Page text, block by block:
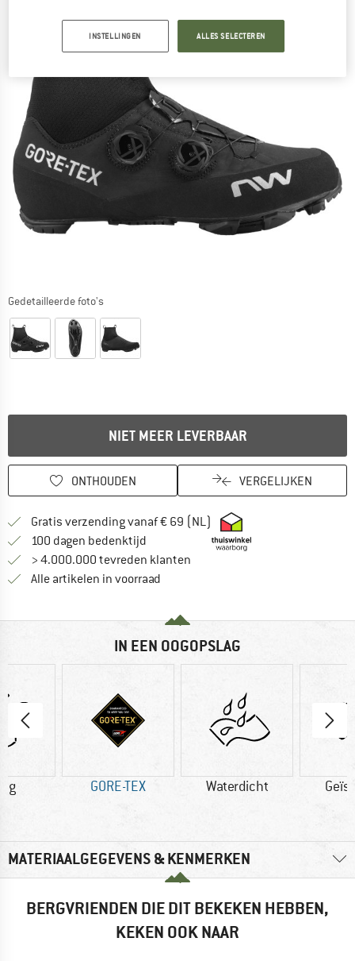
Gedetailleerde foto's
NIET MEER LEVERBAAR
ONTHOUDEN VERGELIJKEN
Gratis verzending vanaf € 69 (NL) Vind hier de
100 dagen bedenktijd Vind de betalingsinformatie hier!
> 4.000.000 tevreden klanten
Alle artikelen in voorraad
IN EEN OOGOPSLAG
g GORE-TEX Waterdicht
MATERIAALGEGEVENS & KENMERKEN
BERGVRIENDEN DIE DIT BEKEKEN HEBBEN,
KEKEN OOK NAAR
INSTELLINGEN ALLES SELECTEREN